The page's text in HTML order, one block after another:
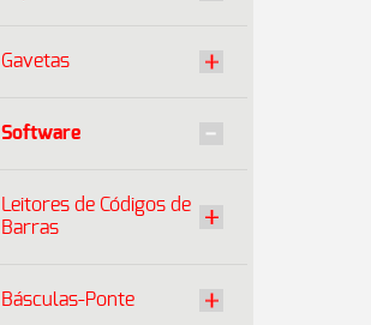
Gavetas
Software
Leitores de Códigos de
Barras
Básculas-Ponte